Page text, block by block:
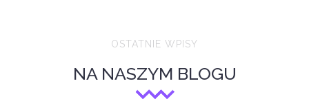
OSTATNIE WPISY
NA NASZYM BLOGU